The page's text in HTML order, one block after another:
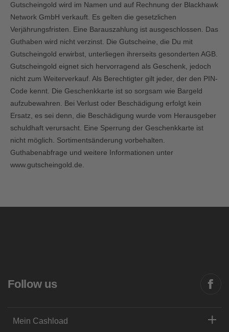
Gutscheingold wird im Namen und auf Rechnung der Blackhawk
Network GmbH verkauft. Es gelten die gesetzlichen
Verjährungsfristen. Eine Barauszahlung ist ausgeschlossen. Das
Guthaben wird nicht verzinst. Die Gutscheine, die Du mit
Gutscheingold erwirbst, unterliegen ihrerseits gesonderten AGB.
Gutscheingold eignet sich hervorragend als Geschenk, jedoch
nicht zum Weiterverkauf. Als Berechtigter gilt jeder, der den PIN-
Code kennt. Die Geschenkkarte ist so sorgsam wie Bargeld
aufzubewahren. Bei Verlust oder Beschädigung erfolgt kein
Ersatz, es sei denn, die Beschädigung wurde vom Herausgeber
schuldhaft verursacht. Eine Sperrung der Geschenkkarte ist
nicht möglich. Sortimentsänderung vorbehalten.
Guthabenabfrage und weitere Informationen unter
www.gutscheingold.de
Follow us
Mein Cashload